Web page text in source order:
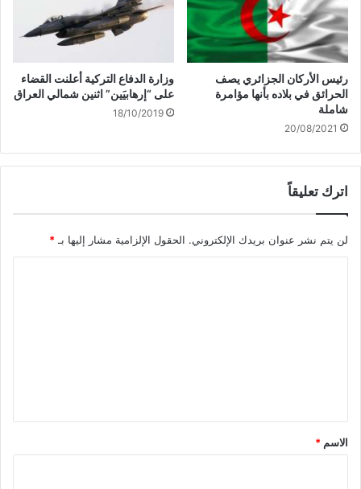
رئيس الأركان الجزائري يصف
الحرائق في بلاده بأنها مؤامرة
شاملة
20/08/2021
وزارة الدفاع التركية أعلنت القضاء
على “إرهابيَين” اثنين شمالي العراق
18/10/2019
اترك تعليقاً
لن يتم نشر عنوان بريدك الإلكتروني. الحقول الإلزامية مشار إليها بـ *
*
الاسم *